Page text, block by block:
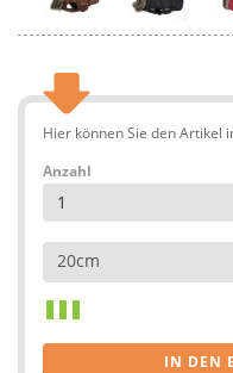
Hier können Sie den Artikel
Anzahl
1
20cm
IN DEN